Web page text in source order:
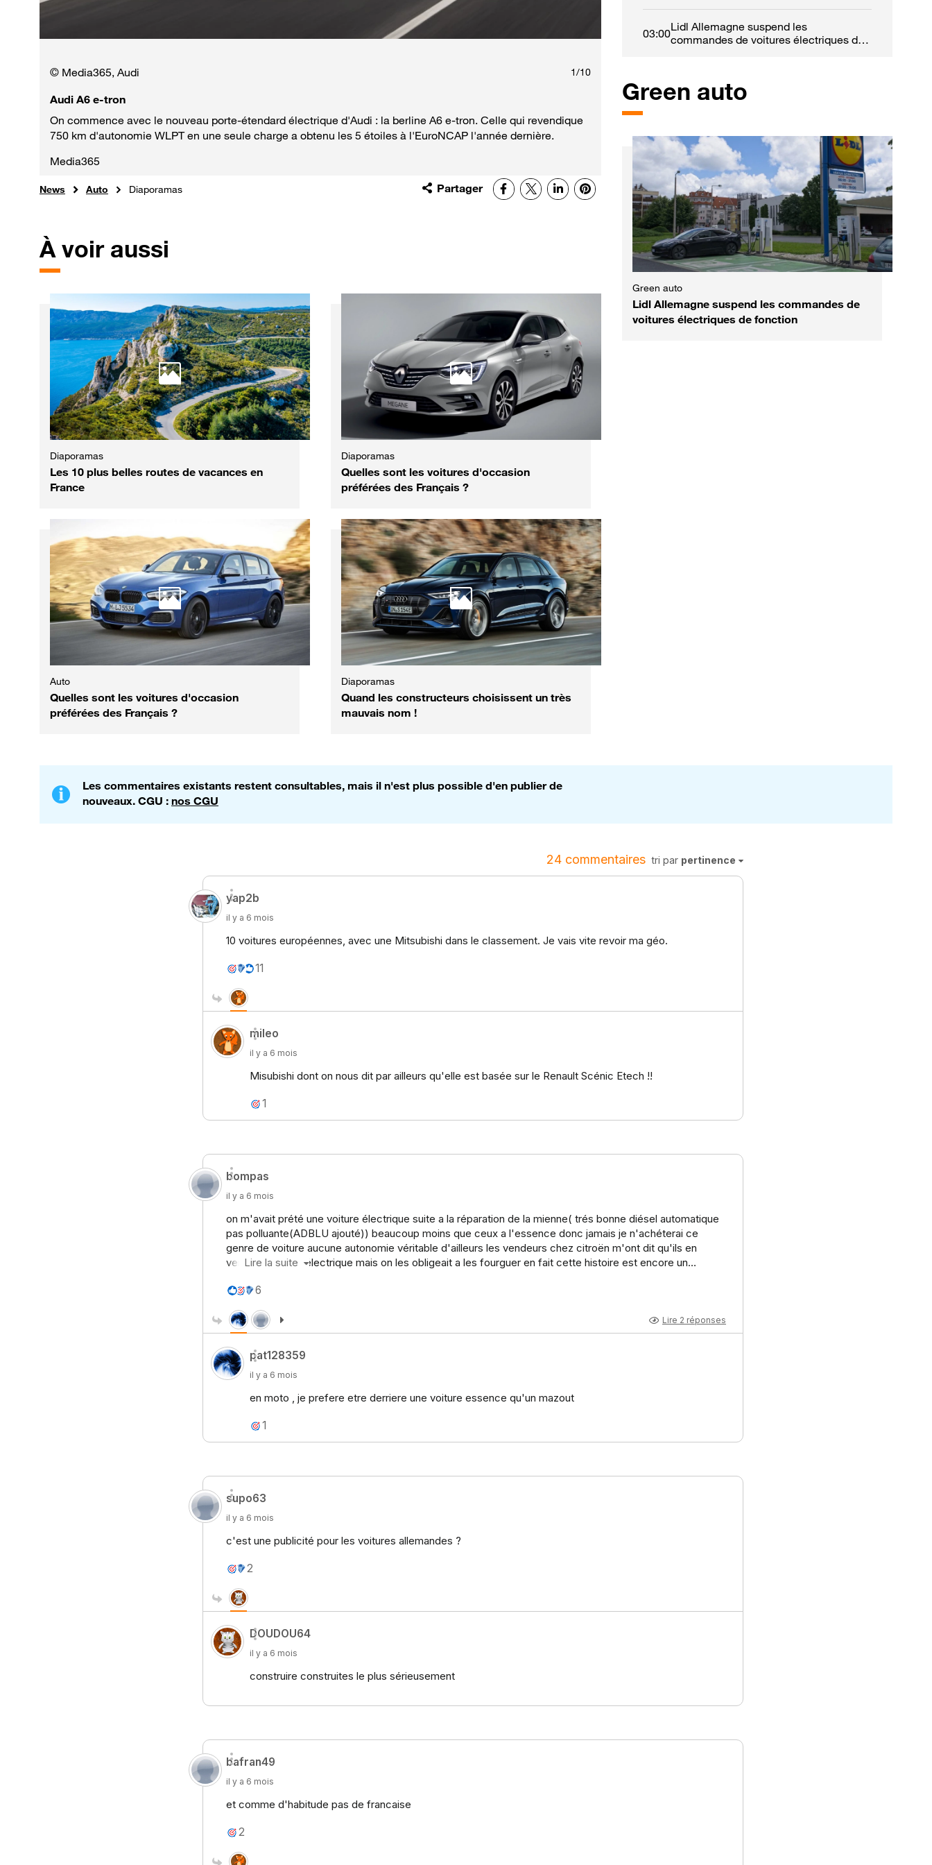
© Media365, Audi 1/10
Audi A6 e-tron
On commence avec le nouveau porte-étendard électrique d'Audi : la berline A6 e-tron. Celle qui revendique
750 km d'autonomie WLPT en une seule charge a obtenu les 5 étoiles à l'EuroNCAP l'année dernière.
Media365
News Auto Diaporamas Partager Facebook
X LinkedInPinterest
À voir aussi
Diaporamas
Les 10 plus belles routes de vacances en
France
Diaporamas
Quelles sont les voitures d'occasion
préférées des Français ?
Auto
Quelles sont les voitures d'occasion
préférées des Français ?
Diaporamas
Quand les constructeurs choisissent un très
mauvais nom !
03:00Lidl Allemagne suspend les
commandes de voitures électriques de
Green auto
Green auto
Lidl Allemagne suspend les commandes de
voitures électriques de fonction
Les commentaires existants restent consultables, mais il n'est plus possible d'en publier de
nouveaux. CGU : nos CGU